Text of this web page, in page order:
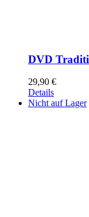
DVD
29,90 €
Details
Nicht auf Lager